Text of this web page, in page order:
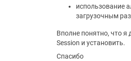
использование
загрузочным
Вполне понятно, что я
Session и установить.
Спасибо